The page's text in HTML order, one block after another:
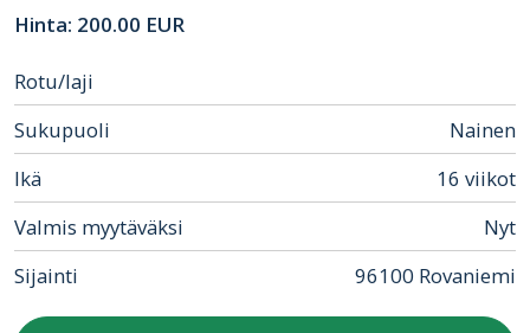
Hinta: 200.00 EUR
Rotu/laji
Sukupuoli
Nainen
Ikä
16 viikot
Valmis myytäväksi
Nyt
Sijainti
96100 Rovaniemi